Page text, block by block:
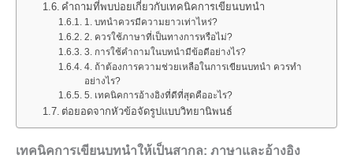
คำถามที่พบบ่อยเกี่ยวกับเทคนิคการเขียนบทนำ
1. บทนำควรมีความยาวเท่าไหร่?
2. ควรใช้ภาษาที่เป็นทางการหรือไม่?
3. การใช้คำถามในบทนำมีข้อดีอย่างไร?
4. ถ้าต้องการความช่วยเหลือในการเขียนบทนำ ควรทำ
อย่างไร?
5. เทคนิคการอ้างอิงที่ดีที่สุดคืออะไร?
ต่อยอดจากหัวข้อจัดรูปแบบวิทยานิพนธ์
เทคนิคการเขียนบทนำให้เป็นสากล: ภาษาและอ้างอิง